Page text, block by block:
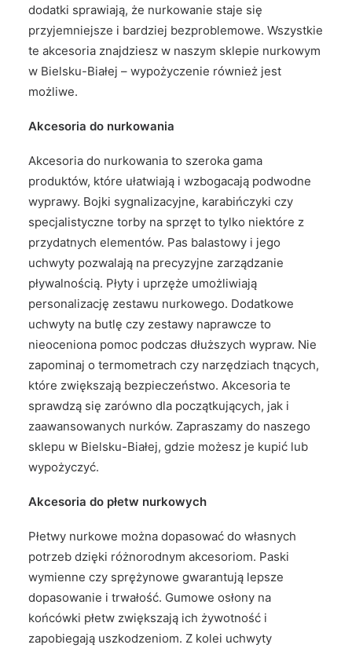
dodatki sprawiają, że nurkowanie staje się
przyjemniejsze i bardziej bezproblemowe. Wszystkie
te akcesoria znajdziesz w naszym sklepie nurkowym
w Bielsku-Białej – wypożyczenie również jest
możliwe.
Akcesoria do nurkowania
Akcesoria do nurkowania to szeroka gama
produktów, które ułatwiają i wzbogacają podwodne
wyprawy. Bojki sygnalizacyjne, karabińczyki czy
specjalistyczne torby na sprzęt to tylko niektóre z
przydatnych elementów. Pas balastowy i jego
uchwyty pozwalają na precyzyjne zarządzanie
pływalnością. Płyty i uprzęże umożliwiają
personalizację zestawu nurkowego. Dodatkowe
uchwyty na butlę czy zestawy naprawcze to
nieoceniona pomoc podczas dłuższych wypraw. Nie
zapominaj o termometrach czy narzędziach tnących,
które zwiększają bezpieczeństwo. Akcesoria te
sprawdzą się zarówno dla początkujących, jak i
zaawansowanych nurków. Zapraszamy do naszego
sklepu w Bielsku-Białej, gdzie możesz je kupić lub
wypożyczyć.
Akcesoria do płetw nurkowych
Płetwy nurkowe można dopasować do własnych
potrzeb dzięki różnorodnym akcesoriom. Paski
wymienne czy sprężynowe gwarantują lepsze
dopasowanie i trwałość. Gumowe osłony na
końcówki płetw zwiększają ich żywotność i
zapobiegają uszkodzeniom. Z kolei uchwyty